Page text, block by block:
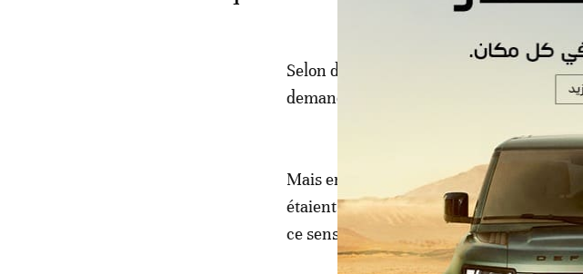
Selon des médias soudanais, Khartoum
demandant le retrait des équipements
Mais en avril, l'ambassade russe avait
étaient erronées et que Moscou n'avait
ce sens.